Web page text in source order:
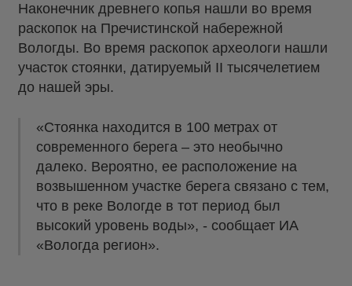
Наконечник древнего копья нашли во время
раскопок на Пречистинской набережной
Вологды. Во время раскопок археологи нашли
участок стоянки, датируемый II тысячелетием
до нашей эры.
«Стоянка находится в 100 метрах от
современного берега – это необычно
далеко. Вероятно, ее расположение на
возвышенном участке берега связано с тем,
что в реке Вологде в тот период был
высокий уровень воды», - сообщает ИА
«Вологда регион».